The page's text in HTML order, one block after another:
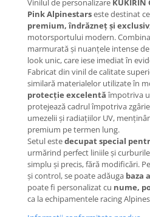
Cabluri pentru baterii
Componente baterii
Localizatoare GPS
Mecanică
Furci / mânere principale &
secundare
Pliere, pasadores & tije
Crickuri / suporturi parcare
Suspensii & amortizoare
Rulmenți
Transmisii & lanțuri
Claxoane / sonerii (timbres)
Frâne
Vinilul de personalizare KUKIRIN
Pink Alpinestarseste destinat
premium, îndrăzneț și exclusiv
motorsportului modern.
marmurată și nuanțele intense
look unic, care iese imediat în
Fabricat din vinil de calitate
similară materialelor utilizate în
protecție excelentăîmpotriva
protejează cadrul împotriva
umezelii și radiațiilor UV,
premium pe termen lung.
Setul estedecupat special
urmărind perfect liniile și
simplu și precis, fără modificări.
și control, se poate adăuga baza
poate fi personalizat cu nume,
ca la echipamentele racing